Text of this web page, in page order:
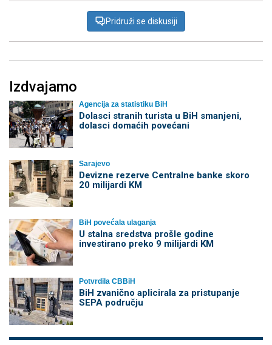
Pridruži se diskusiji
Izdvajamo
Agencija za statistiku BiH
Dolasci stranih turista u BiH smanjeni,
dolasci domaćih povećani
Sarajevo
Devizne rezerve Centralne banke skoro
20 milijardi KM
BiH povećala ulaganja
U stalna sredstva prošle godine
investirano preko 9 milijardi KM
Potvrdila CBBiH
BiH zvanično aplicirala za pristupanje
SEPA području